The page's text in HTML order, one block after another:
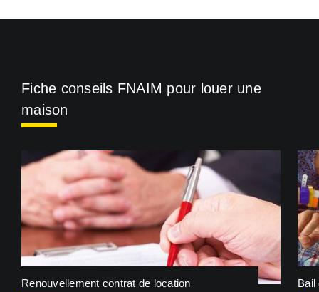
Fiche conseils FNAIM pour louer une
maison
Renouvellement contrat de location Bail